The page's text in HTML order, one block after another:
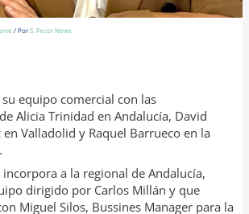
/ PorS. Fecor News
su equipo comercial con las
Alicia Trinidad en Andalucía, David
en Valladolid y Raquel Barrueco en la
a la regional de Andalucía,
dirigido por Carlos Millán y que
Miguel Silos, Bussines Manager para la